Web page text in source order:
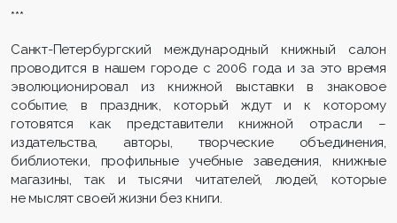
***
Санкт-Петербургский международный книжный салон
проводится в нашем городе с 2006 года и за это время
эволюционировал из книжной выставки в знаковое
событие, в праздник, который ждут и к которому
готовятся как представители книжной отрасли –
издательства, авторы, творческие объединения,
библиотеки, профильные учебные заведения, книжные
магазины, так и тысячи читателей, людей, которые
не мыслят своей жизни без книги.